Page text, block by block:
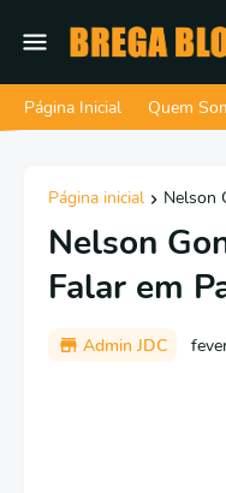
Página Inicial Quem
Página inicial Nelson
Nelson
Falar em
Admin JDC